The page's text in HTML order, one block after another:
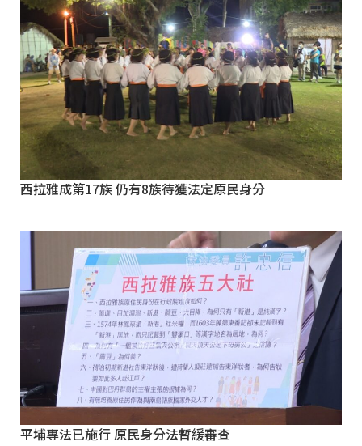
西拉雅成第17族 仍有8族待獲法定原民身分
平埔專法已施行 原民身分法暫緩審查